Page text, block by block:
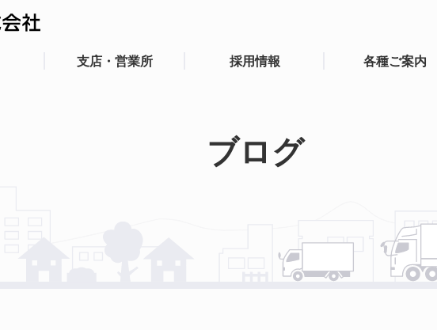
支店・営業所 採用情報 各種ご案内
ブログ